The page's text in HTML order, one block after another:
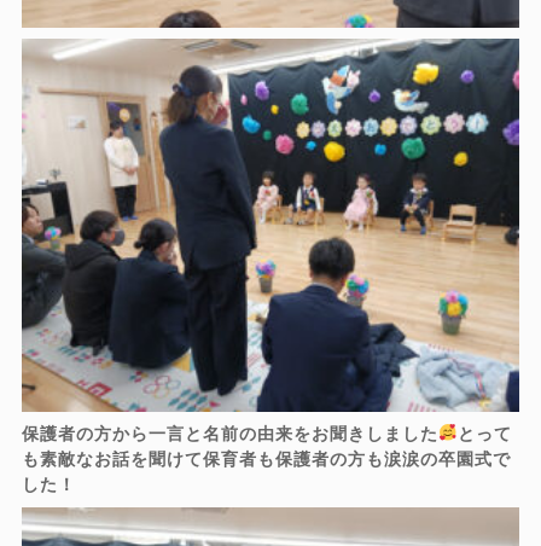
保護者の方から一言と名前の由来をお聞きしました
とって
も素敵なお話を聞けて保育者も保護者の方も涙涙の卒園式で
した！